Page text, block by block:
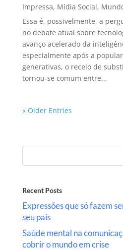
Impressa, Mídia Social,
Essa é, possivelmente, a
no debate atual sobre
avanço acelerado da
especialmente após a
generativas, o receio de
tornou-se comum entre...
« Older Entries
Recent Posts
Expressões que só fazem
seu país
Saúde mental na
cobrir o mundo em crise